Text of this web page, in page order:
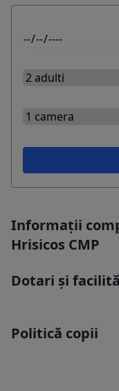
Informații
Hrisicos CMP
Dotari și
Politică copii